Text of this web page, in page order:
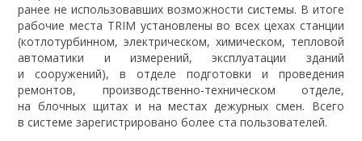
ранее не использовавших возможности системы. В итоге
рабочие места TRIM установлены во всех цехах станции
(котлотурбинном, электрическом, химическом, тепловой
автоматики и измерений, эксплуатации зданий
и сооружений), в отделе подготовки и проведения
ремонтов, производственно-техническом отделе,
на блочных щитах и на местах дежурных смен. Всего
в системе зарегистрировано более ста пользователей.